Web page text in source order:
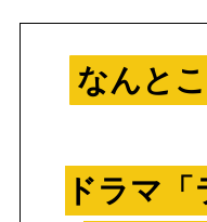
なんと
ドラマ